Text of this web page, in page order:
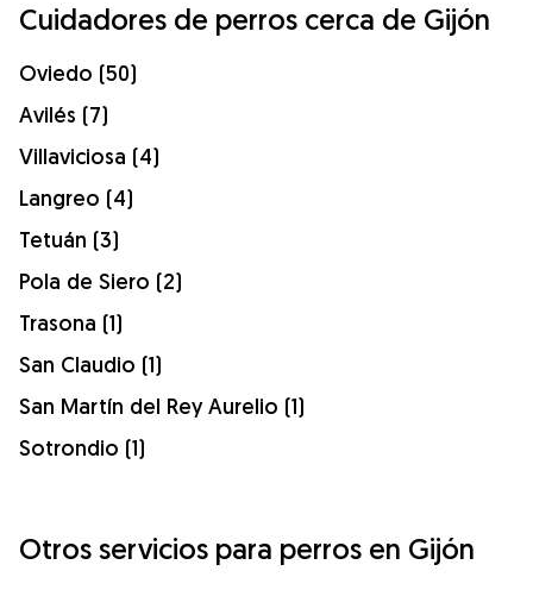
Cuidadores de perros cerca de Gijón
Oviedo (50)
Avilés (7)
Villaviciosa (4)
Langreo (4)
Tetuán (3)
Pola de Siero (2)
Trasona (1)
San Claudio (1)
San Martín del Rey Aurelio (1)
Sotrondio (1)
Otros servicios para perros en Gijón